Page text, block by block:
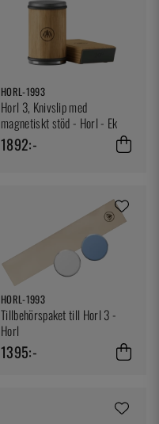
HORL-1993
Horl 3, Knivslip med
magnetiskt stöd - Horl - Ek
1892:-
HORL-1993
Tillbehörspaket till Horl 3 -
Horl
1395:-